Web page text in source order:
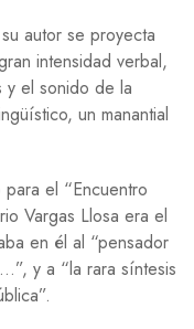
autor se proyecta
intensidad verbal,
el sonido de la
un manantial
el “Encuentro
Vargas Llosa era el
en él al “pensador
y a “la rara síntesis